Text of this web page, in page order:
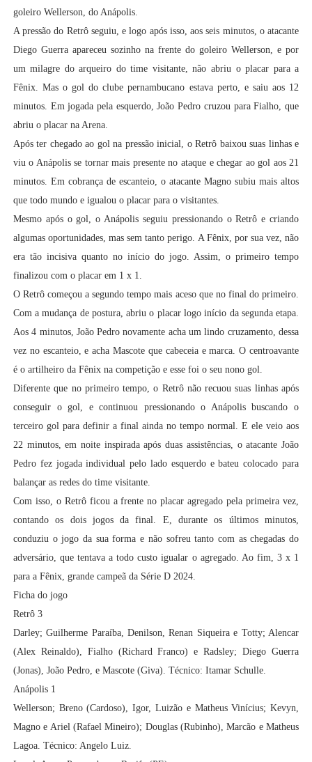
goleiro Wellerson, do Anápolis.
A pressão do Retrô seguiu, e logo após isso, aos seis minutos, o atacante
Diego Guerra apareceu sozinho na frente do goleiro Wellerson, e por
um milagre do arqueiro do time visitante, não abriu o placar para a
Fênix. Mas o gol do clube pernambucano estava perto, e saiu aos 12
minutos. Em jogada pela esquerdo, João Pedro cruzou para Fialho, que
abriu o placar na Arena.
Após ter chegado ao gol na pressão inicial, o Retrô baixou suas linhas e
viu o Anápolis se tornar mais presente no ataque e chegar ao gol aos 21
minutos. Em cobrança de escanteio, o atacante Magno subiu mais altos
que todo mundo e igualou o placar para o visitantes.
Mesmo após o gol, o Anápolis seguiu pressionando o Retrô e criando
algumas oportunidades, mas sem tanto perigo. A Fênix, por sua vez, não
era tão incisiva quanto no início do jogo. Assim, o primeiro tempo
finalizou com o placar em 1 x 1.
O Retrô começou a segundo tempo mais aceso que no final do primeiro.
Com a mudança de postura, abriu o placar logo início da segunda etapa.
Aos 4 minutos, João Pedro novamente acha um lindo cruzamento, dessa
vez no escanteio, e acha Mascote que cabeceia e marca. O centroavante
é o artilheiro da Fênix na competição e esse foi o seu nono gol.
Diferente que no primeiro tempo, o Retrô não recuou suas linhas após
conseguir o gol, e continuou pressionando o Anápolis buscando o
terceiro gol para definir a final ainda no tempo normal. E ele veio aos
22 minutos, em noite inspirada após duas assistências, o atacante João
Pedro fez jogada individual pelo lado esquerdo e bateu colocado para
balançar as redes do time visitante.
Com isso, o Retrô ficou a frente no placar agregado pela primeira vez,
contando os dois jogos da final. E, durante os últimos minutos,
conduziu o jogo da sua forma e não sofreu tanto com as chegadas do
adversário, que tentava a todo custo igualar o agregado. Ao fim, 3 x 1
para a Fênix, grande campeã da Série D 2024.
Ficha do jogo
Retrô 3
Darley; Guilherme Paraíba, Denilson, Renan Siqueira e Totty; Alencar
(Alex Reinaldo), Fialho (Richard Franco) e Radsley; Diego Guerra
(Jonas), João Pedro, e Mascote (Giva). Técnico: Itamar Schulle.
Anápolis 1
Wellerson; Breno (Cardoso), Igor, Luizão e Matheus Vinícius; Kevyn,
Magno e Ariel (Rafael Mineiro); Douglas (Rubinho), Marcão e Matheus
Lagoa. Técnico: Angelo Luiz.